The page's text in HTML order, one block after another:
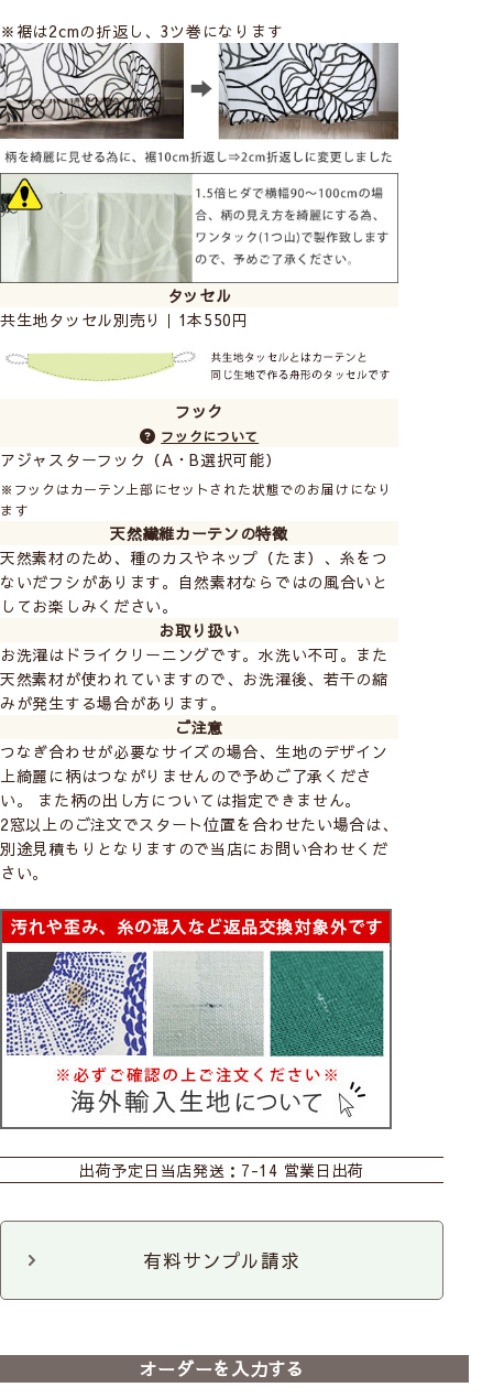
※裾は2cmの折返し、3ツ巻になります
タッセル
共生地タッセル別売り｜1本550円
フック
フックについて
アジャスターフック（A・B選択可能）
※フックはカーテン上部にセットされた状態でのお届けになり
ます
天然繊維カーテンの特徴
天然素材のため、種のカスやネップ（たま）、糸をつ
ないだフシがあります。自然素材ならではの風合いと
してお楽しみください。
お取り扱い
お洗濯はドライクリーニングです。水洗い不可。また
天然素材が使われていますので、お洗濯後、若干の縮
みが発生する場合があります。
ご注意
つなぎ合わせが必要なサイズの場合、生地のデザイン
上綺麗に柄はつながりませんので予めご了承くださ
い。 また柄の出し方については指定できません。
2窓以上のご注文でスタート位置を合わせたい場合は、
別途見積もりとなりますので当店にお問い合わせくだ
さい。
(レッド･ブルー)
(ベージュホワイト)
(他6色)
(レッド･ブルー)
のれん マルチクロス タペストリー
3枚セット
前
【北欧ブランドカーテン】
ピエニウニッコA(2色)｜マ
【北欧ブランドカーテン】
ピエニウニッコB(6色)｜マ
【北欧ブラン
次
出荷予定日 当店発送：7-14 営業日出荷
有料サンプル請求
オーダーを入力する